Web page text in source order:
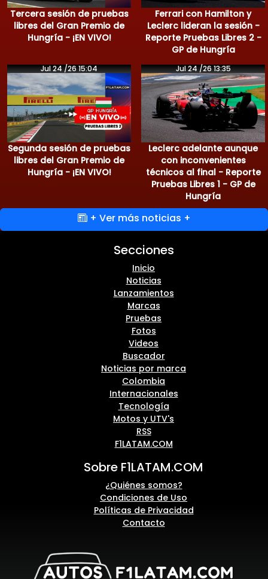
Tercera sesión de pruebas
libres del Gran Premio de
Hungría - ¡EN VIVO!
Ferrari con Hamilton y
Leclerc lideran la sesión -
Reporte Pruebas Libres 2 -
GP de Hungría
Jul 24 /26 15:04
Segunda sesión de pruebas
libres del Gran Premio de
Hungría - ¡EN VIVO!
Jul 24 /26 13:35
Leclerc adelante aunque
con inconvenientes
técnicos al final - Reporte
Pruebas Libres 1 - GP de
Hungría
+ Ver más noticias +
Secciones
Inicio
Noticias
Lanzamientos
Marcas
Pruebas
Fotos
Videos
Buscador
Noticias por marca
Colombia
Internacionales
Tecnología
Motos y UTV's
RSS
F1LATAM.COM
Sobre F1LATAM.COM
¿Quiénes somos?
Condiciones de Uso
Políticas de Privacidad
Contacto